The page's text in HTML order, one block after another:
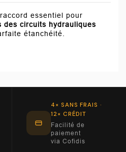
essentiel pour
des circuits hydrauliques
étanchéité.
4× SANS FRAIS ·
12× CRÉDIT
Facilité de
paiement
via Cofidis